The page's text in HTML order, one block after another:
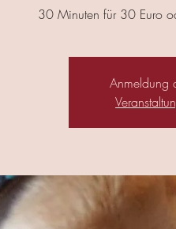
30 Minuten für 30 Euro
Anmeldung